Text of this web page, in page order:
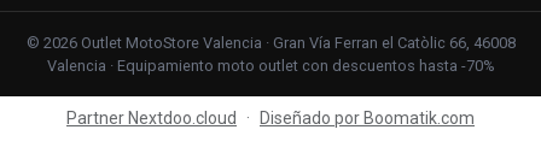
© 2026 Outlet MotoStore Valencia · Gran Vía Ferran el Catòlic 66, 46008
Valencia · Equipamiento moto outlet con descuentos hasta -70%
Partner Nextdoo.cloud · Diseñado por Boomatik.com